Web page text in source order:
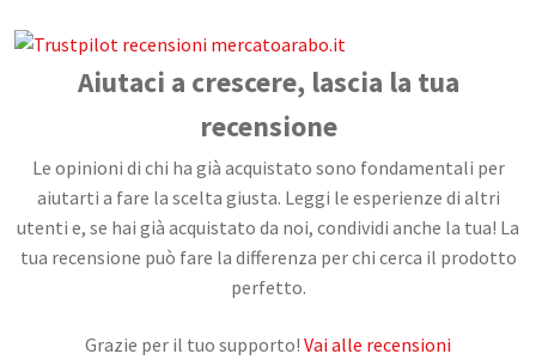
Aiutaci a crescere, lascia la tua
recensione
Le opinioni di chi ha già acquistato sono fondamentali per
aiutarti a fare la scelta giusta. Leggi le esperienze di altri
utenti e, se hai già acquistato da noi, condividi anche la tua! La
tua recensione può fare la differenza per chi cerca il prodotto
perfetto.
Grazie per il tuo supporto! Vai alle recensioni